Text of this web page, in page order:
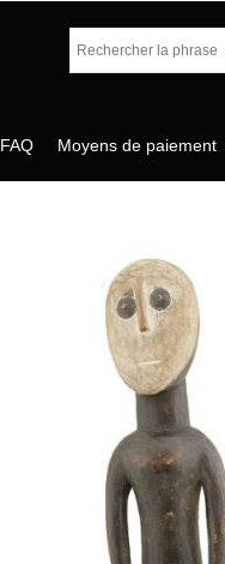
FAQ Moyens de paiement